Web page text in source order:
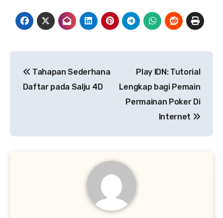
navigation
Tahapan Sederhana
Daftar pada Salju 4D
Play IDN: Tutorial
Lengkap bagi Pemain
Permainan Poker Di
Internet